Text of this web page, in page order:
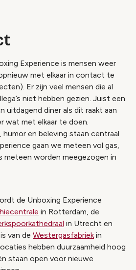
Experience is mensen weer
met elkaar in contact te
Er zijn veel mensen die al
niet hebben gezien. Juist een
uitdagend diner als dit raakt aan
wat met elkaar te doen.
en beleving staan centraal
gaan we meteen vol gas,
meteen worden meegezogen in
de Unboxing Experience
in Rotterdam, de
in Utrecht en
van de Westergasfabriek in
hebben duurzaamheid hoog
staan open voor nieuwe